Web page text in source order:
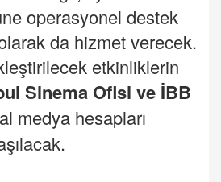
operasyonel destek
da hizmet verecek.
etkinliklerin
Sinema Ofisi ve İBB
medya hesapları